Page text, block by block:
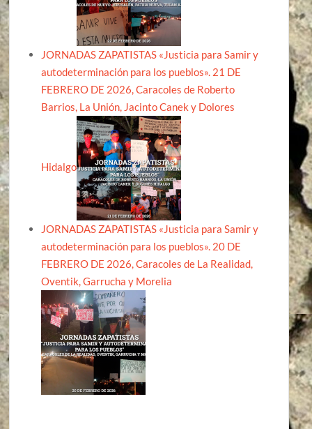
JORNADAS ZAPATISTAS «Justicia para Samir y
autodeterminación para los pueblos». 21 DE
FEBRERO DE 2026, Caracoles de Roberto
Barrios, La Unión, Jacinto Canek y Dolores
Hidalgo
JORNADAS ZAPATISTAS «Justicia para Samir y
autodeterminación para los pueblos». 20 DE
FEBRERO DE 2026, Caracoles de La Realidad,
Oventik, Garrucha y Morelia